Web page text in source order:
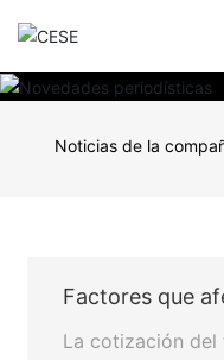
Página de inicio
Información
Noticias de la
Factores que
tanques de
La cotización del